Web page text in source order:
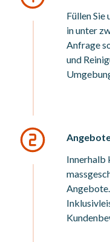
Füllen
in unter
Anfrage
und
Innerhalb